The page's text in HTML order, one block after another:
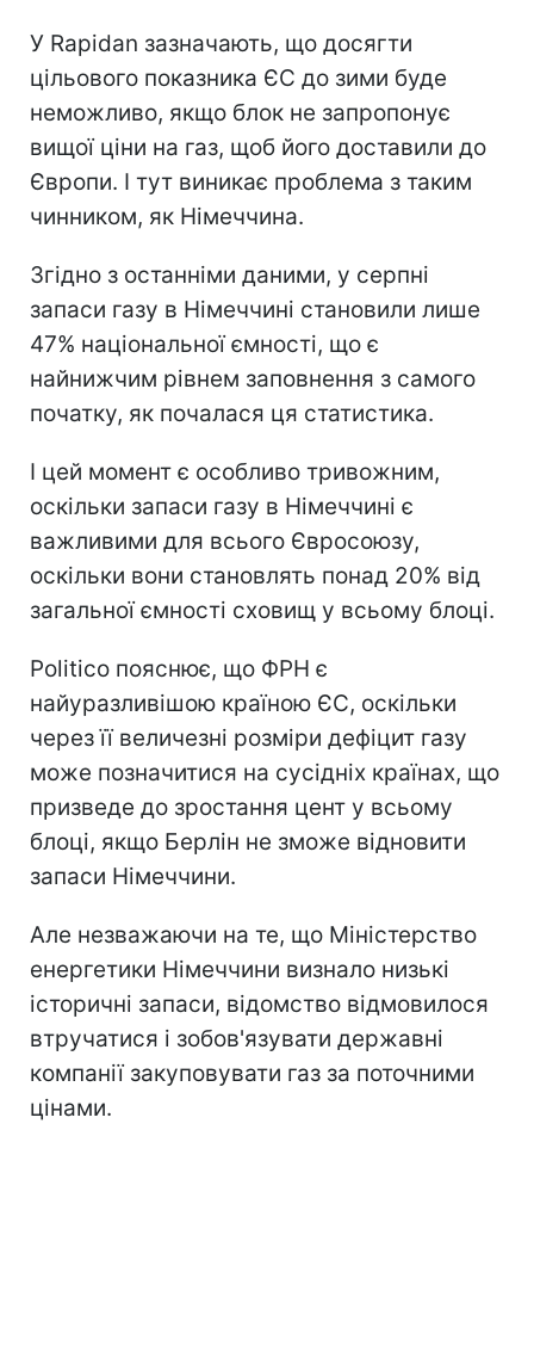
У Rapidan зазначають, що досягти
цільового показника ЄС до зими буде
неможливо, якщо блок не запропонує
вищої ціни на газ, щоб його доставили до
Європи. І тут виникає проблема з таким
чинником, як Німеччина.
Згідно з останніми даними, у серпні
запаси газу в Німеччині становили лише
47% національної ємності, що є
найнижчим рівнем заповнення з самого
початку, як почалася ця статистика.
І цей момент є особливо тривожним,
оскільки запаси газу в Німеччині є
важливими для всього Євросоюзу,
оскільки вони становлять понад 20% від
загальної ємності сховищ у всьому блоці.
Politico пояснює, що ФРН є
найуразливішою країною ЄС, оскільки
через її величезні розміри дефіцит газу
може позначитися на сусідніх країнах, що
призведе до зростання цент у всьому
блоці, якщо Берлін не зможе відновити
запаси Німеччини.
Але незважаючи на те, що Міністерство
енергетики Німеччини визнало низькі
історичні запаси, відомство відмовилося
втручатися і зобов'язувати державні
компанії закуповувати газ за поточними
цінами.